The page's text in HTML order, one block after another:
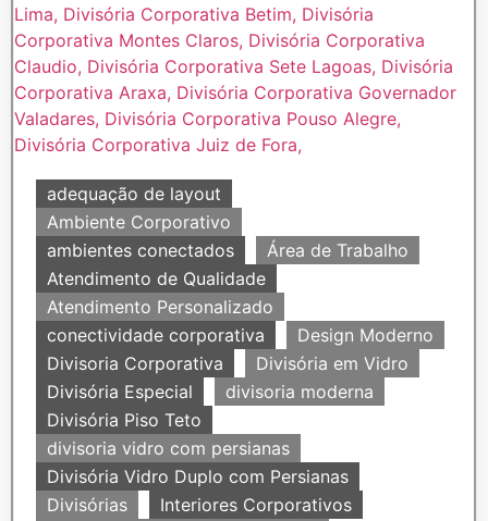
adequação de layout
Ambiente Corporativo
ambientes conectados
Área de Trabalho
Atendimento de Qualidade
Atendimento Personalizado
conectividade corporativa
Design Moderno
Divisoria Corporativa
Divisória em Vidro
Divisória Especial
divisoria moderna
Divisória Piso Teto
divisoria vidro com persianas
Divisória Vidro Duplo com Persianas
Divisórias
Interiores Corporativos